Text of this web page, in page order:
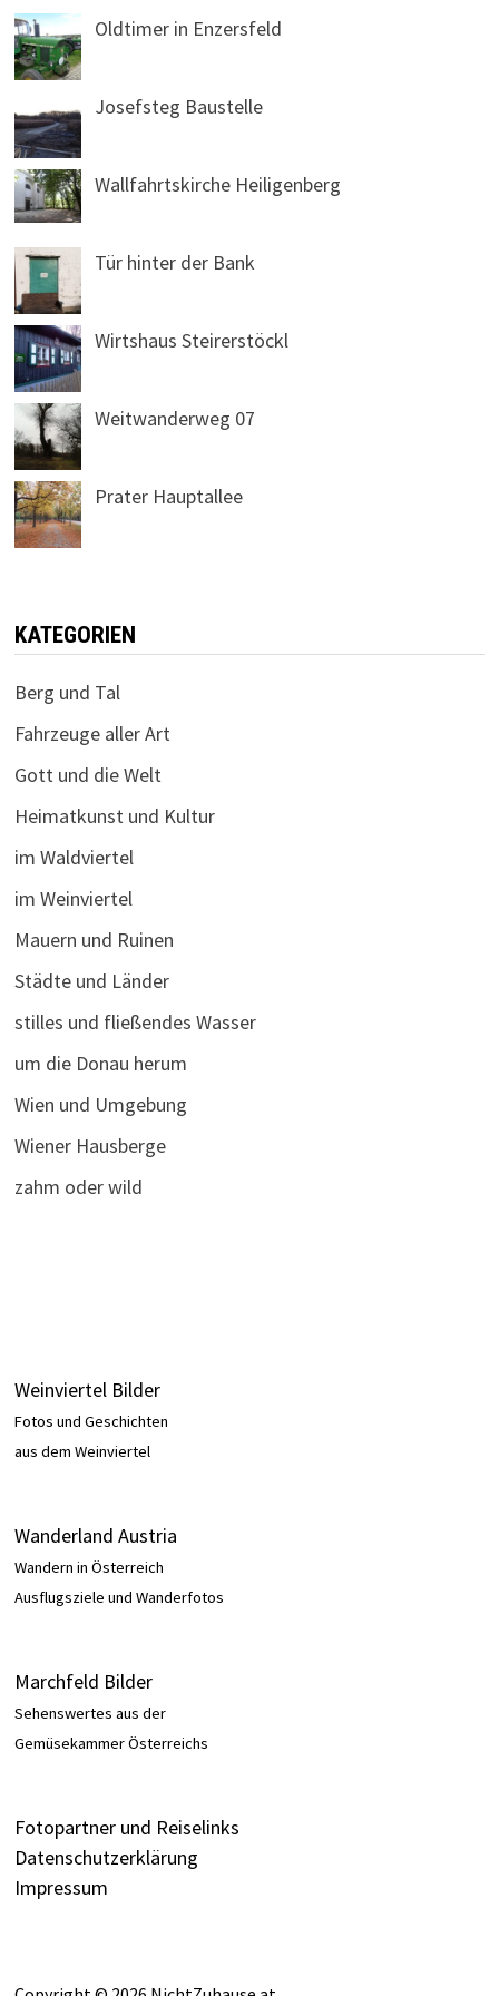
Oldtimer in Enzersfeld
Josefsteg Baustelle
Wallfahrtskirche Heiligenberg
Tür hinter der Bank
Wirtshaus Steirerstöckl
Weitwanderweg 07
Prater Hauptallee
KATEGORIEN
Berg und Tal
Fahrzeuge aller Art
Gott und die Welt
Heimatkunst und Kultur
im Waldviertel
im Weinviertel
Mauern und Ruinen
Städte und Länder
stilles und fließendes Wasser
um die Donau herum
Wien und Umgebung
Wiener Hausberge
zahm oder wild
Weinviertel Bilder
Fotos und Geschichten
aus dem Weinviertel
Wanderland Austria
Wandern in Österreich
Ausflugsziele und Wanderfotos
Marchfeld Bilder
Sehenswertes aus der
Gemüsekammer Österreichs
Fotopartner und Reiselinks
Datenschutzerklärung
Impressum